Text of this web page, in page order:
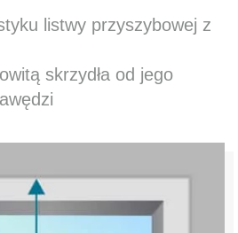
listwy przyszybowej z
skrzydła od jego